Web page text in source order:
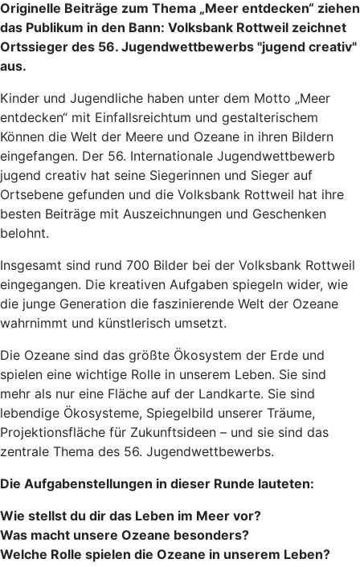
Originelle Beiträge zum Thema „Meer entdecken“ ziehen
das Publikum in den Bann: Volksbank Rottweil zeichnet
Ortssieger des 56. Jugendwettbewerbs "jugend creativ"
aus.
Kinder und Jugendliche haben unter dem Motto „Meer
entdecken“ mit Einfallsreichtum und gestalterischem
Können die Welt der Meere und Ozeane in ihren Bildern
eingefangen. Der 56. Internationale Jugendwettbewerb
jugend creativ hat seine Siegerinnen und Sieger auf
Ortsebene gefunden und die Volksbank Rottweil hat ihre
besten Beiträge mit Auszeichnungen und Geschenken
belohnt.
Insgesamt sind rund 700 Bilder bei der Volksbank Rottweil
eingegangen. Die kreativen Aufgaben spiegeln wider, wie
die junge Generation die faszinierende Welt der Ozeane
wahrnimmt und künstlerisch umsetzt.
Die Ozeane sind das größte Ökosystem der Erde und
spielen eine wichtige Rolle in unserem Leben. Sie sind
mehr als nur eine Fläche auf der Landkarte. Sie sind
lebendige Ökosysteme, Spiegelbild unserer Träume,
Projektionsfläche für Zukunftsideen – und sie sind das
zentrale Thema des 56. Jugendwettbewerbs.
Die Aufgabenstellungen in dieser Runde lauteten:
Wie stellst du dir das Leben im Meer vor?
Was macht unsere Ozeane besonders?
Welche Rolle spielen die Ozeane in unserem Leben?